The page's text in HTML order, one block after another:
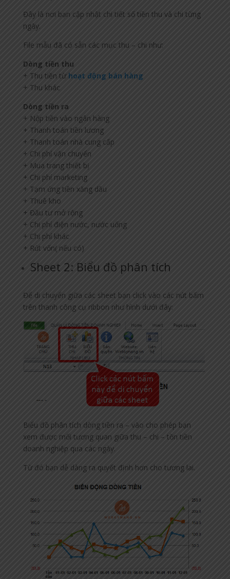
Đây là nơi bạn cập nhật chi tiết số tiền thu và chi từng
ngày.
File mẫu đã có sẵn các mục thu – chi như:
Dòng tiền thu
+ Thu tiền từ hoạt động bán hàng
+ Thu khác
Dòng tiền ra
+ Nộp tiền vào ngân hàng
+ Thanh toán tiền lương
+ Thanh toán nhà cung cấp
+ Chi phí vận chuyển
+ Mua trang thiết bị
+ Chi phí marketing
+ Tạm ứng tiền xăng dầu
+ Thuê kho
+ Đầu tư mở rộng
+ Chi phí điện nước, nước uống
+ Chi phí khác
+ Rút vốn( nếu có)
Sheet 2: Biểu đồ phân tích
Để di chuyển giữa các sheet bạn click vào các nút bấm
trên thanh công cụ ribbon như hình dưới đây:
Biểu đồ phân tích dòng tiền ra – vào cho phép bạn
xem được mối tương quan giữa thu – chi – tồn tiền
doanh nghiệp qua các ngày.
Từ đó bạn dễ dàng ra quyết định hơn cho tương lai.